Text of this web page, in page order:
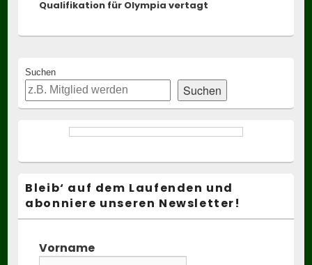
post:
Qualifikation für Olympia vertagt
Sidebar
Widget
Area
Suchen
Suchen
Bleib‘ auf dem Laufenden und
abonniere unseren Newsletter!
Vorname